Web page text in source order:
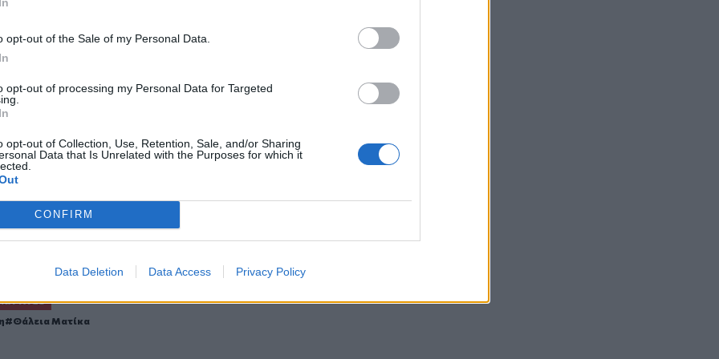
opt-out of the Sale of my Personal Data.
opt-out of processing my Personal Data for Targeted
opt-out of Collection, Use, Retention, Sale, and/or Sharing
Data that Is Unrelated with the Purposes for which it
CONFIRM
Data Deletion Data Access Privacy Policy
Google Newsκαι στοFacebook
μας στο
TAGS
Θάλεια Ματίκα